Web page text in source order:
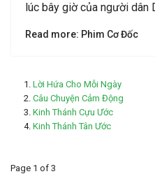
lúc bây giờ của người dân
Read more: Phim Cơ Đốc
Lời Hứa Cho Mỗi Ngày
Câu Chuyện Cảm Động
Kinh Thánh Cựu Ước
Kinh Thánh Tân Ước
Page 1 of 3